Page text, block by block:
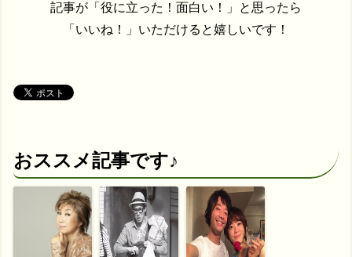
記事が「役に立った！面白い！」と思ったら
「いいね！」いただけると嬉しいです！
おススメ記事です♪